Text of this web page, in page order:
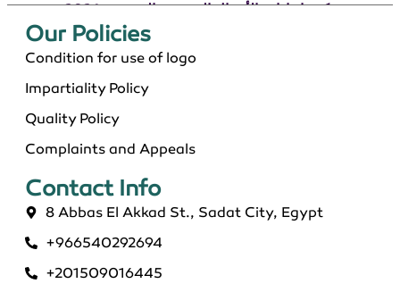
دكتوراة إدارة الأعمال التنفيذية بالسعودية 2026
ماجستير عن بعد معتمد في السعودية 2026
Our Policies​
Condition for use of logo
Impartiality Policy
Quality Policy
Complaints and Appeals
Contact Info​
8 Abbas El Akkad St., Sadat City, Egypt
+966540292694
+201509016445